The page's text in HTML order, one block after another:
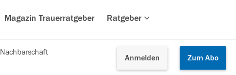
Magazin Trauerratgeber Ratgeber
Anmelden Zum Abo
Nachbarschaft